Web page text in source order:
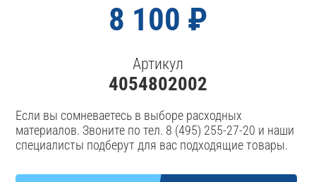
8 100 ₽
Артикул
4054802002
Если вы сомневаетесь в выборе расходных
материалов. Звоните по тел. 8 (495) 255-27-20 и наши
специалисты подберут для вас подходящие товары.